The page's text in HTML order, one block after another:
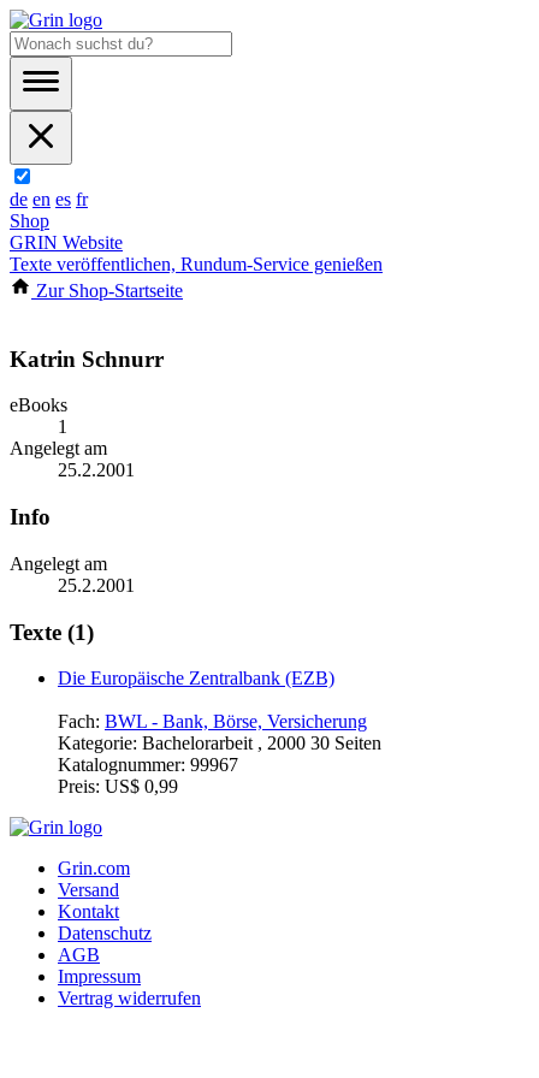
de en es fr
Shop
GRIN Website
Texte veröffentlichen, Rundum-Service genießen
Zur Shop-Startseite
Katrin Schnurr
eBooks
1
Angelegt am
25.2.2001
Info
Angelegt am
25.2.2001
Texte (1)
Die Europäische Zentralbank (EZB)
Fach: BWL - Bank, Börse, Versicherung
Kategorie: Bachelorarbeit , 2000 30 Seiten
Katalognummer: 99967
Preis: US$ 0,99
Grin.com
Versand
Kontakt
Datenschutz
AGB
Impressum
Vertrag widerrufen